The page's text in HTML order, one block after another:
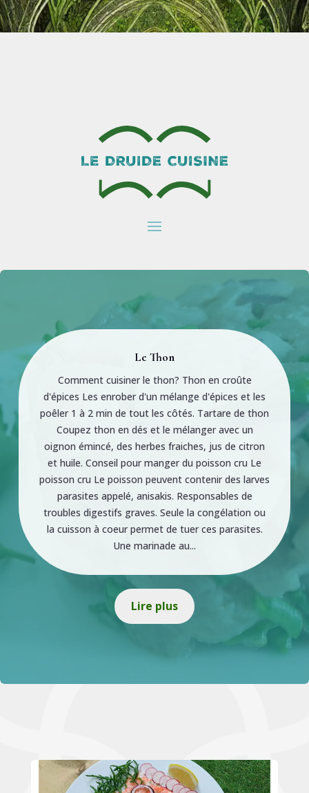
Le Thon
Comment cuisiner le thon? Thon en croûte
d'épices Les enrober d'un mélange d'épices et les
poêler 1 à 2 min de tout les côtés. Tartare de thon
Coupez thon en dés et le mélanger avec un
oignon émincé, des herbes fraiches, jus de citron
et huile. Conseil pour manger du poisson cru Le
poisson cru Le poisson peuvent contenir des larves
parasites appelé, anisakis. Responsables de
troubles digestifs graves. Seule la congélation ou
la cuisson à coeur permet de tuer ces parasites.
Une marinade au...
Lire plus